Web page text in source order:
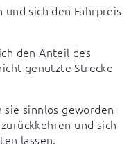
sich den Fahrpreis
den Anteil des
genutzte Strecke
sie sinnlos geworden
und sich
lassen.